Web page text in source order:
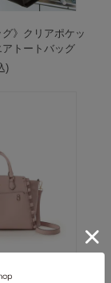
グ》クリアポケッ
アトートバッグ
)